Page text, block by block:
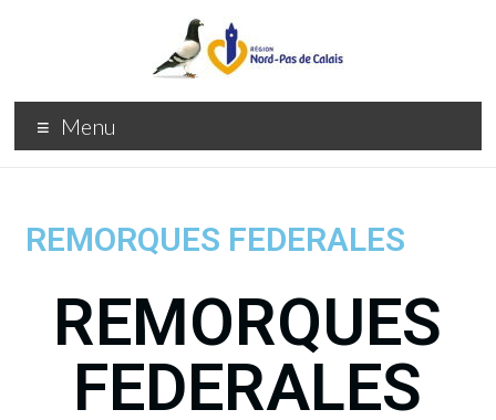
Menu
REMORQUES FEDERALES
REMORQUES
FEDERALES